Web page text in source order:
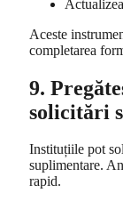
Aceste
completarea
9.
solicitări
Instituțiile pot
suplimentare.
rapid.